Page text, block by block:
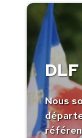
DLF
Nous